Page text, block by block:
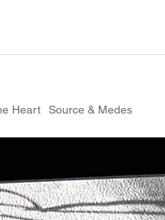
Heart Source & Medes